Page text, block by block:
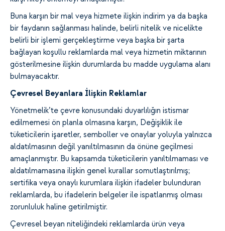
Buna karşın bir mal veya hizmete ilişkin indirim ya da başka
bir faydanın sağlanması halinde, belirli nitelik ve nicelikte
belirli bir işlemi gerçekleştirme veya başka bir şarta
bağlayan koşullu reklamlarda mal veya hizmetin miktarının
gösterilmesine ilişkin durumlarda bu madde uygulama alanı
bulmayacaktır.
Çevresel Beyanlara İlişkin Reklamlar
Yönetmelik’te çevre konusundaki duyarlılığın istismar
edilmemesi ön planla olmasına karşın, Değişiklik ile
tüketicilerin işaretler, semboller ve onaylar yoluyla yalnızca
aldatılmasının değil yanıltılmasının da önüne geçilmesi
amaçlanmıştır. Bu kapsamda tüketicilerin yanıltılmaması ve
aldatılmamasına ilişkin genel kurallar somutlaştırılmış;
sertifika veya onaylı kurumlara ilişkin ifadeler bulunduran
reklamlarda, bu ifadelerin belgeler ile ispatlanmış olması
zorunluluk haline getirilmiştir.
Çevresel beyan niteliğindeki reklamlarda ürün veya